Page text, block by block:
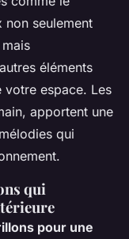
non seulement
éléments
espace. Les
apportent une
qui
qui
pour une